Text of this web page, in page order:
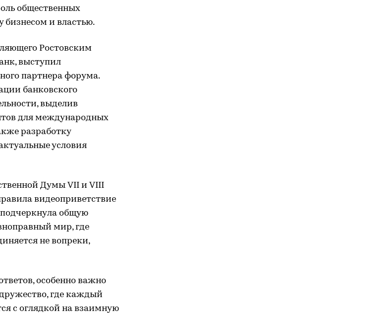
общественных
и властью.
Ростовским
выступил
партнера форума.
банковского
выделив
для международных
разработку
условия
Думы VII и VIII
видеоприветствие
общую
мир, где
не вопреки,
особенно важно
где каждый
с оглядкой на взаимную